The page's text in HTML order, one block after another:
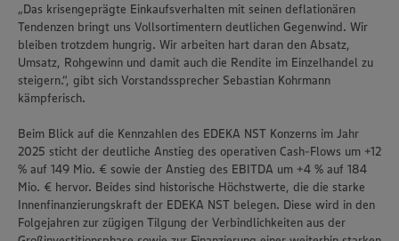
„Das krisengeprägte Einkaufsverhalten mit seinen deflationären
Tendenzen bringt uns Vollsortimentern deutlichen Gegenwind. Wir
bleiben trotzdem hungrig. Wir arbeiten hart daran den Absatz,
Umsatz, Rohgewinn und damit auch die Rendite im Einzelhandel zu
steigern.“, gibt sich Vorstandssprecher Sebastian Kohrmann
kämpferisch.
Beim Blick auf die Kennzahlen des EDEKA NST Konzerns im Jahr
2025 sticht der deutliche Anstieg des operativen Cash-Flows um +12
% auf 149 Mio. € sowie der Anstieg des EBITDA um +4 % auf 184
Mio. € hervor. Beides sind historische Höchstwerte, die die starke
Innenfinanzierungskraft der EDEKA NST belegen. Diese wird in den
Folgejahren zur zügigen Tilgung der Verbindlichkeiten aus der